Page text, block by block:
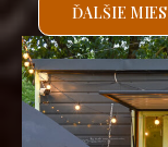
ĎALŠIE